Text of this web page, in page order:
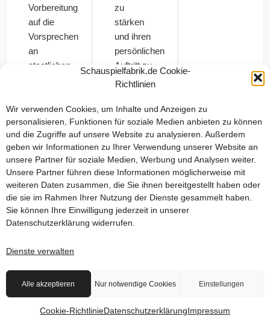
Schauspielfabrik.de Cookie-
Richtlinien
Wir verwenden Cookies, um Inhalte und Anzeigen zu
personalisieren, Funktionen für soziale Medien anbieten zu können
und die Zugriffe auf unsere Website zu analysieren. Außerdem
geben wir Informationen zu Ihrer Verwendung unserer Website an
unsere Partner für soziale Medien, Werbung und Analysen weiter.
Unsere Partner führen diese Informationen möglicherweise mit
weiteren Daten zusammen, die Sie ihnen bereitgestellt haben oder
die sie im Rahmen Ihrer Nutzung der Dienste gesammelt haben.
Sie können Ihre Einwilligung jederzeit in unserer
Datenschutzerklärung widerrufen.
Dienste verwalten
Alle akzeptieren Nur notwendige Cookies Einstellungen
Cookie-RichtlinieDatenschutzerklärungImpressum
Vorbereitung
auf die
Vorsprechen
an
staatlichen
schauspielfabrik
berlin freut
sich,
vielen bei
erfolgreichen
Aufnahme
an einer
solchen
zu haben.
zu
stärken
und ihren
persönlichen
Auftritt zu
verbessern.